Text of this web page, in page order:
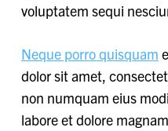
voluptatem sequi
Neque porro quisquam
dolor sit amet,
non numquam eius
labore et dolore